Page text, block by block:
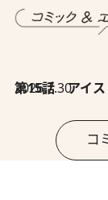
2026.7.30
第15話 アイス
コ